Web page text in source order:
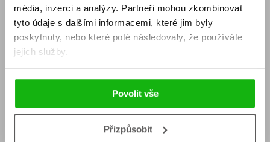
média, inzerci a analýzy. Partneři mohou zkombinovat
tyto údaje s dalšími informacemi, které jim byly
poskytnuty, nebo které poté následovaly, že používáte
jejich služby.
Povolit vše
Přizpůsobit
Aktuality
Naši autoři
Obchodní podmínky
Jak nakoupit
Knižní novinky
Dárkové poukazy
Affiliate program
KONTAKTY
Kontakty Albatros Media